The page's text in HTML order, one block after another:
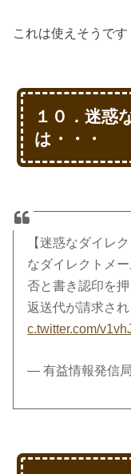
これは使えそうです
１０．迷惑
は・・・
【迷惑なダイレ
なダイレクトメ
否と書き認印を
返送代が請求さ
c.twitter.com/
— 有益情報発信